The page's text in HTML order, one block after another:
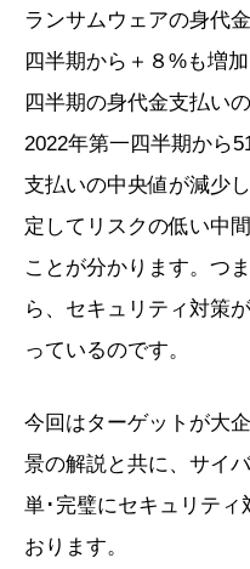
ランサムウェアの身代
四半期から＋８%も増
四半期の身代金支払い
2022年第一四半期から
支払いの中央値が減少
定してリスクの低い中
ことが分かります。つ
ら、セキュリティ対策
っているのです。
今回はターゲットが大
景の解説と共に、サイ
単･完璧にセキュリティ
おります。